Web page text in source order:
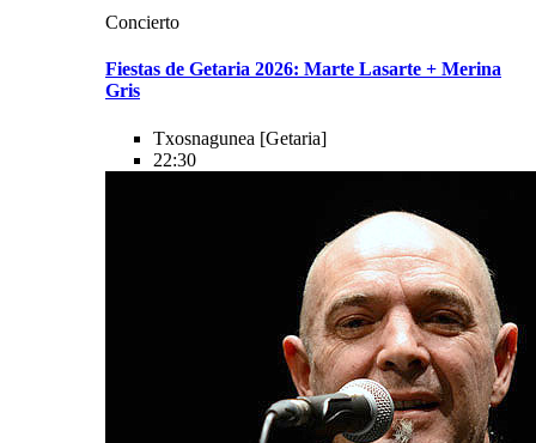
Concierto
Fiestas de Getaria 2026: Marte Lasarte + Merina
Gris
Txosnagunea [Getaria]
22:30